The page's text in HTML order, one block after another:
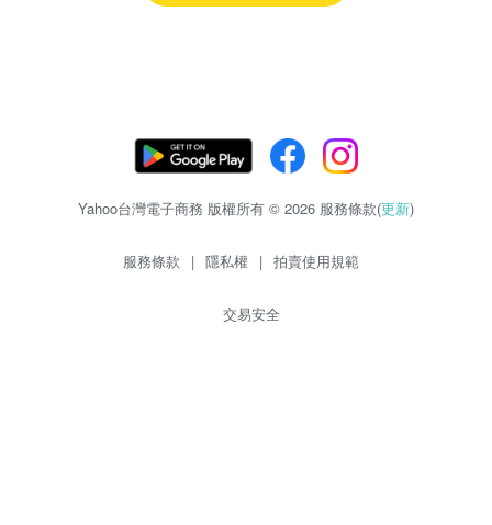
Yahoo台灣電子商務 版權所有 © 2026 服務條款(更新)
服務條款 | 隱私權 | 拍賣使用規範
交易安全